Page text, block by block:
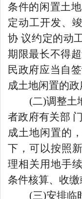
条件的闲置土
定动工开发、
协 议约定的动
期限最长不得
民政府应当自
成土地闲置的政
(二)调整土
者政府有关部
成土地闲置的
下，可以按照
理相关用地手
条件核算、收
(三)安排临